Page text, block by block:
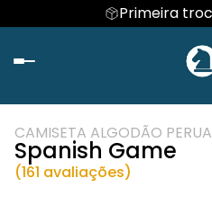
Primeira
CAMISETA ALGODÃO
Spanish Game
(161 avaliações)